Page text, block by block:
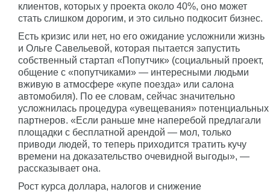
клиентов, которых у проекта около 40%, оно может
стать слишком дорогим, и это сильно подкосит бизнес.
Есть кризис или нет, но его ожидание усложнили жизнь
и Ольге Савельевой, которая пытается запустить
собственный стартап «Попутчик» (социальный проект,
общение с «попутчиками» — интересными людьми
вживую в атмосфере «купе поезда» или салона
автомобиля). По ее словам, сейчас значительно
усложнилась процедура «увещевания» потенциальных
партнеров. «Если раньше мне наперебой предлагали
площадки с бесплатной арендой — мол, только
приводи людей, то теперь приходится тратить кучу
времени на доказательство очевидной выгоды», —
рассказывает она.
Рост курса доллара, налогов и снижение